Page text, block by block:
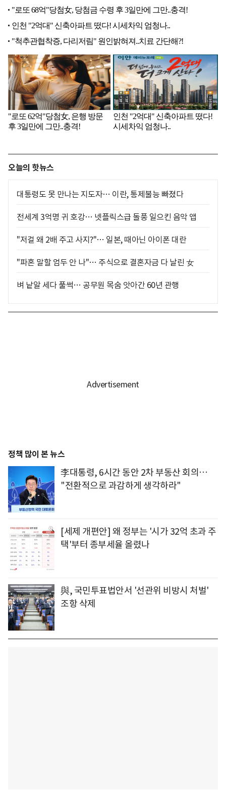
오늘의 핫뉴스
대통령도 못 만나는 지도자… 이란, 통제불능 빠졌다
전세계 3억명 귀 호강… 넷플릭스급 돌풍 일으킨 음악 앱
"저걸 왜 2배 주고 사지?"… 일본, 때아닌 아이폰 대란
"파혼 말할 엄두 안 나"… 주식으로 결혼자금 다 날린 女
벼 낱알 세다 풀썩… 공무원 목숨 앗아간 60년 관행
정책 많이 본 뉴스
李대통령, 6시간 동안 2차 부동산 회의…
"전환적으로 과감하게 생각하라"
[세제 개편안] 왜 정부는 '시가 32억 초과 주
택'부터 종부세율 올렸나
與, 국민투표법안서 '선관위 비방시 처벌'
조항 삭제